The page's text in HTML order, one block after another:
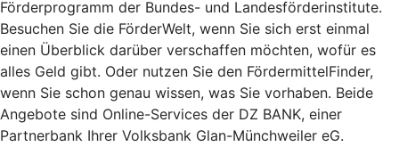
Förderprogramm der Bundes- und Landesförderinstitute.
Besuchen Sie die FörderWelt, wenn Sie sich erst einmal
einen Überblick darüber verschaffen möchten, wofür es
alles Geld gibt. Oder nutzen Sie den FördermittelFinder,
wenn Sie schon genau wissen, was Sie vorhaben. Beide
Angebote sind Online-Services der DZ BANK, einer
Partnerbank Ihrer Volksbank Glan-Münchweiler eG.